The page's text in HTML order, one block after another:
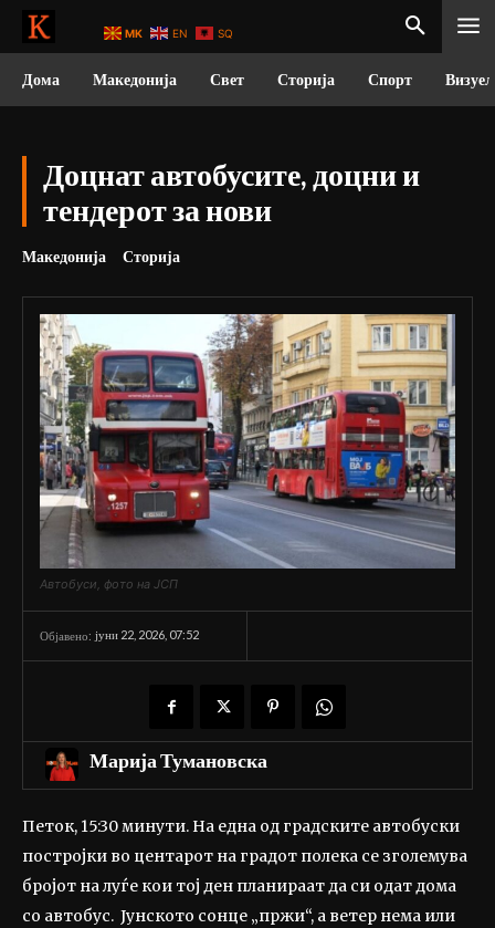
Дома Македонија Свет Сторија Спорт
Доцнат автобусите, доцни и
тендерот за нови
Македонија Сторија
Автобуси, фото на ЈСП
Објавено: јуни 22, 2026, 07:52
Марија Тумановска
Петок, 15:30 минути. На една од градските автобуски
постројки во центарот на градот полека се зголемува
бројот на луѓе кои тој ден планираат да си одат дома
со автобус. Јунското сонце „пржи“, а ветер нема или
MK EN SQ